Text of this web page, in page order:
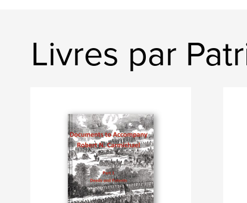
Livres par